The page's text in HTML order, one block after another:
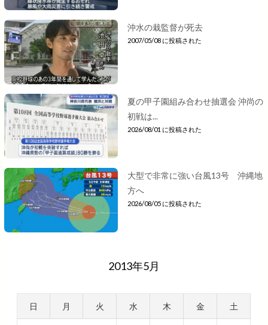
沖水の栽監督が死去
2007/05/08 に投稿された
夏の甲子園組み合わせ抽選会 沖尚の
初戦は...
2026/08/01 に投稿された
大型で非常に強い台風13号 沖縄地
方へ
2026/08/05 に投稿された
2013年5月
日 月 火 水 木 金 土